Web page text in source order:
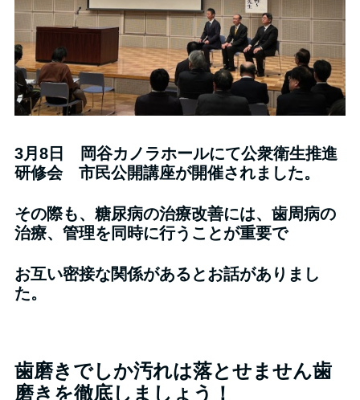
3月8日 岡谷カノラホールにて公衆衛生推進
研修会 市民公開講座が開催されました。
その際も、糖尿病の治療改善には、歯周病の
治療、管理を同時に行うことが重要で
お互い密接な関係があるとお話がありまし
た。
歯磨きでしか汚れは落とせません歯
磨きを徹底しましょう！